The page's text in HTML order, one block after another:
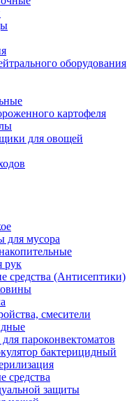
оборудования
картофеля
для овощей
для мусора
рук
средства (Антисептики)
смесители
пароконвектоматов
бактерицидный
средства
защиты